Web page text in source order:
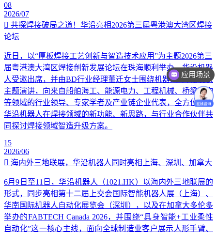
08
2026/07
共探焊接破局之道！华沿亮相2026第三届粤港澳大湾区焊接
论坛
近日，以“厚板焊接工艺创新与智造技术应用”为主题2026第三
届粤港澳大湾区焊接创新发展论坛在珠海顺利举办。华沿机器
人受邀出席，并由BD行业经理董迁女士围绕机器人+焊接发表
主题演讲，向来自船舶海工、能源电力、工程机械、桥梁钢构
等领域的行业领导、专家学者及产业链企业代表，全方位讲解
华沿机器人在焊接领域的新功能、新思路，与行业合作伙伴共
同探讨焊接领域智造升级方案。
15
2026/06
海内外三地联展，华沿机器人同时亮相上海、深圳、加拿大
6月9日至11日，华沿机器人（1021.HK）以海内外三地联展的
形式，同步亮相第十二届上交会国际智能机器人展（上海）、
华南国际机器人自动化展览会（深圳），以及在加拿大多伦多
举办的FABTECH Canada 2026，并围绕“具身智能+工业柔性
自动化”这一核心主线，面向全球制造业客户展示人形手臂、
应用场景